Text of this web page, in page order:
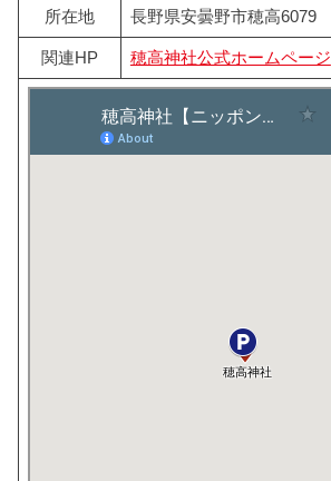
所在地 長野県安曇野市穂高6079
関連HP 穂高神社公式ホームページ